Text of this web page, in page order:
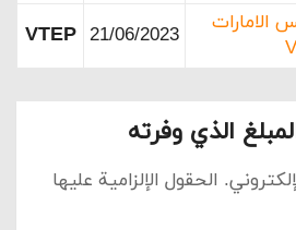
الامارات
21/06/2023
VTEP
الذي وفرته
الحقول الإلزامية عليها